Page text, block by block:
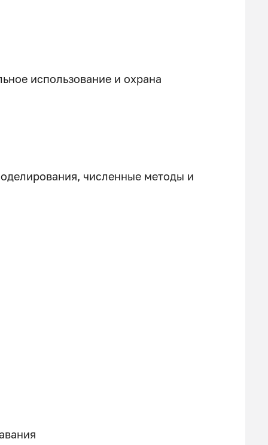
использование и охрана
численные методы и